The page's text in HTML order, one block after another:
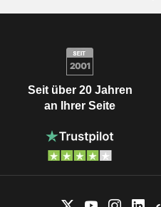
Seit über 20 Jahren
an Ihrer Seite